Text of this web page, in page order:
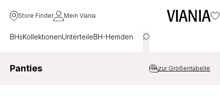
Store Finder Mein Viania
BHsKollektionenUnterteileBH-Hemden
Panties zur Größentabelle